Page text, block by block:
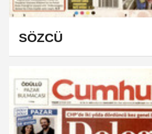
SÖZCÜ